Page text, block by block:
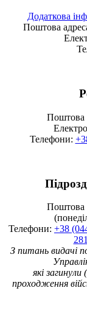
Додаткова
Поштова
Поштова
Телефони:
Поштова
Телефони: +38
З питань видачі
які
проходження